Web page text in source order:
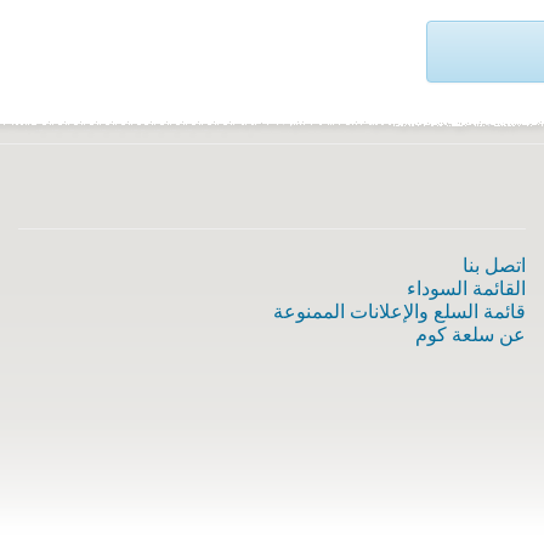
اتصل بنا
القائمة السوداء
قائمة السلع والإعلانات الممنوعة
عن سلعة كوم